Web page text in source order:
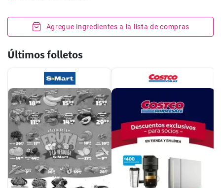
Agregue ingredientes a la lista de compras
Últimos folletos